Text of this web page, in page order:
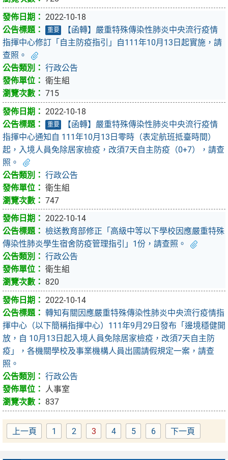
2022-10-18
重要
【函轉】嚴重特殊傳染性肺炎中央流行疫情
指揮中心修訂「自主防疫指引」自111年10月13日起實施，請
查照。
行政公告
衛生組
715
2022-10-18
重要
【函轉】嚴重特殊傳染性肺炎中央流行疫情
指揮中心通知自 111年10月13日零時（表定航班抵臺時間）
起，入境人員免除居家檢疫，改須7天自主防疫（0+7），請查
照。
行政公告
衛生組
747
2022-10-14
檢送教育部修正「高級中等以下學校因應嚴重特殊
傳染性肺炎學生宿舍防疫管理指引」1份，請查照。
行政公告
衛生組
820
2022-10-14
轉知有關因應嚴重特殊傳染性肺炎中央流行疫情指
揮中心（以下簡稱指揮中心）111年9月29日發布「邊境穩健開
放，自 10月13日起入境人員免除居家檢疫，改須7天自主防
疫」，各機關學校及事業機構人員出國請假規定一案，請查
照。
行政公告
人事室
837
上一頁 Page
1 Page
2 Page
3 Page
4 Page
5 Page
6 下一頁